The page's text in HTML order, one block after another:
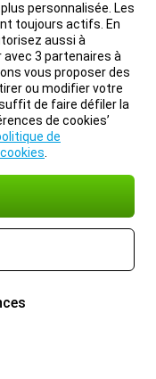
personnalisée. Les
toujours actifs. En
aussi à
3 partenaires à
vous proposer des
ou modifier votre
de faire défiler la
de cookies’
de